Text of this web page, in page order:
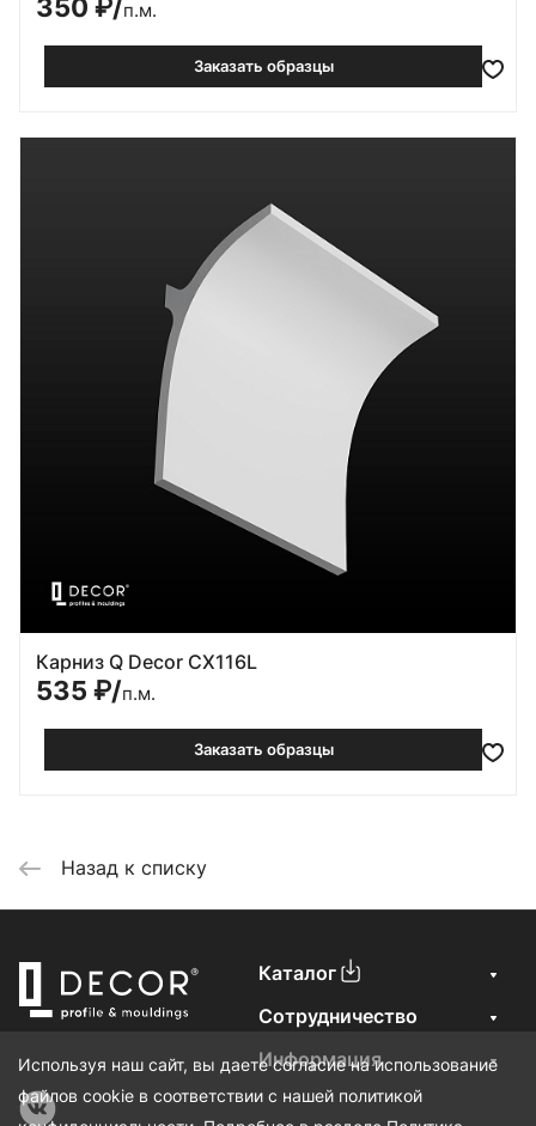
350 ₽/п.м.
Заказать образцы
Карниз Q Decor CX116L
535 ₽/п.м.
Заказать образцы
Назад к списку
Используя наш сайт, вы даете согласие на использование
файлов cookie в соответствии с нашей политикой
Каталог
Сотрудничество
Информация